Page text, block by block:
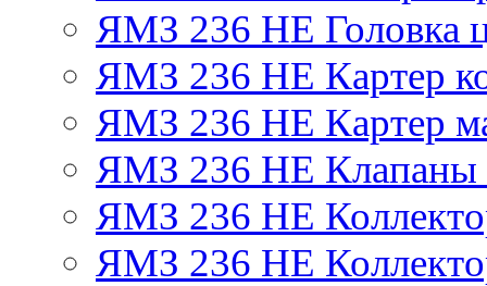
ЯМЗ 236 НЕ Головка
ЯМЗ 236 НЕ Картер
ЯМЗ 236 НЕ Картер
ЯМЗ 236 НЕ Клапаны
ЯМЗ 236 НЕ
ЯМЗ 236 НЕ